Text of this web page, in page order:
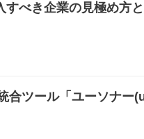
べき企業の見極め方
合ツール「ユーソナー